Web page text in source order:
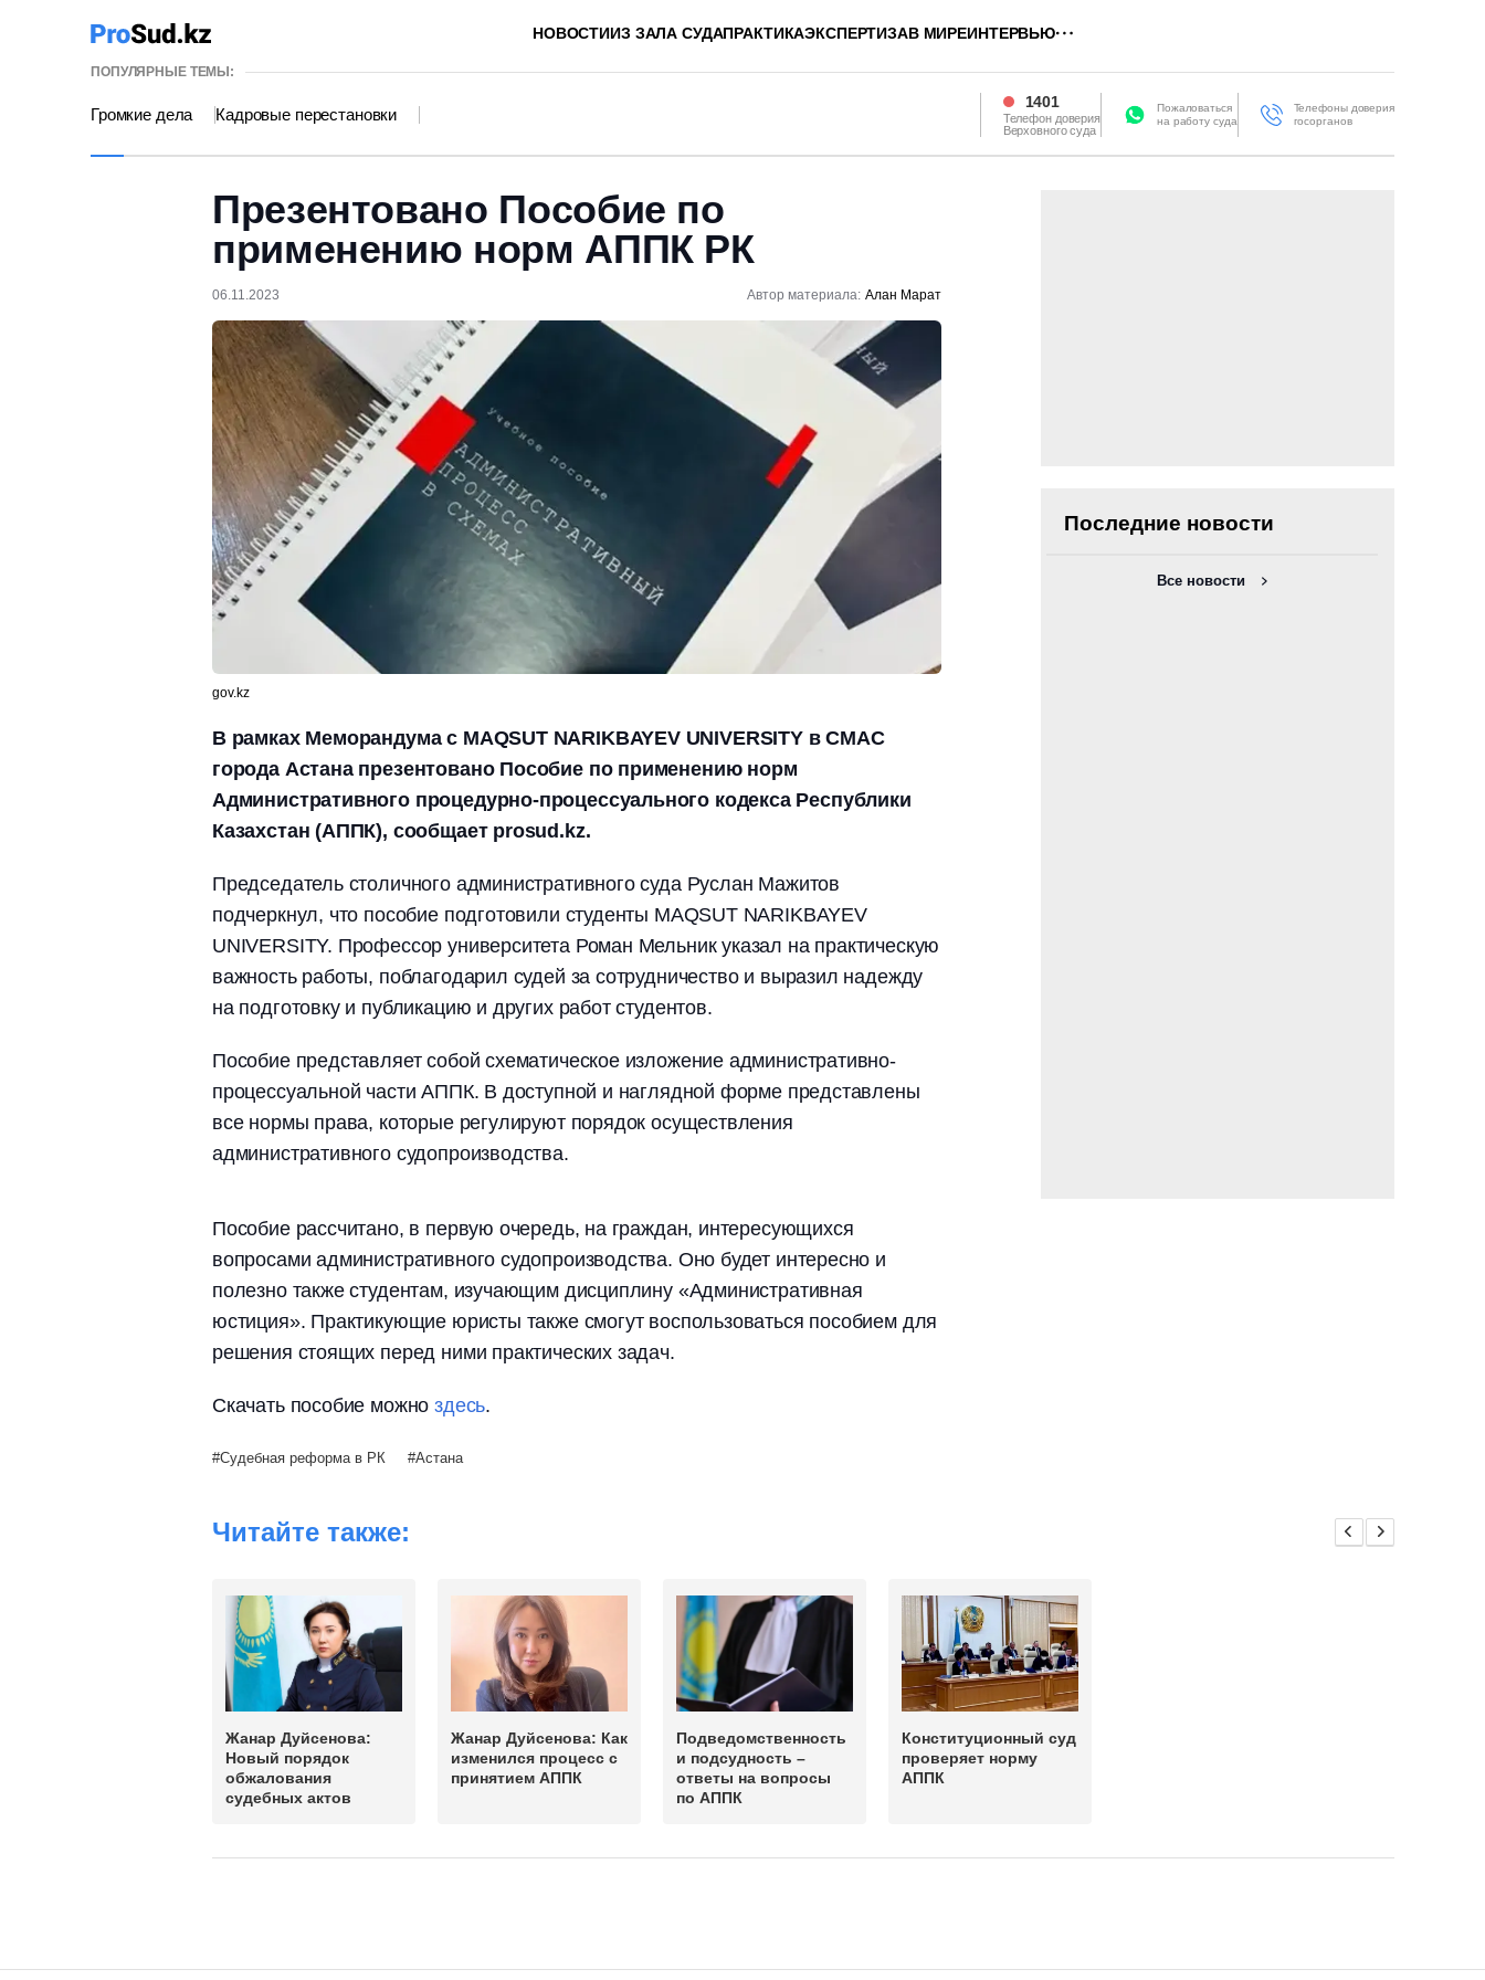
НОВОСТИИЗ ЗАЛА СУДАПРАКТИКАЭКСПЕРТИЗАВ МИРЕИНТЕРВЬЮ
ПОПУЛЯРНЫЕ ТЕМЫ:
Громкие дела Кадровые перестановки
1401
Телефон доверия
Верховного суда
Пожаловаться
на работу суда
Телефоны доверия
госорганов
Презентовано Пособие по
применению норм АППК РК
06.11.2023 Автор материала: Алан Марат
gov.kz
В рамках Меморандума с MAQSUT NARIKBAYEV UNIVERSITY в СМАС
города Астана презентовано Пособие по применению норм
Административного процедурно-процессуального кодекса Республики
Казахстан (АППК), сообщает prosud.kz.
Председатель столичного административного суда Руслан Мажитов
подчеркнул, что пособие подготовили студенты MAQSUT NARIKBAYEV
UNIVERSITY. Профессор университета Роман Мельник указал на практическую
важность работы, поблагодарил судей за сотрудничество и выразил надежду
на подготовку и публикацию и других работ студентов.
Пособие представляет собой схематическое изложение административно-
процессуальной части АППК. В доступной и наглядной форме представлены
все нормы права, которые регулируют порядок осуществления
административного судопроизводства.
Пособие рассчитано, в первую очередь, на граждан, интересующихся
вопросами административного судопроизводства. Оно будет интересно и
полезно также студентам, изучающим дисциплину «Административная
юстиция». Практикующие юристы также смогут воспользоваться пособием для
решения стоящих перед ними практических задач.
Скачать пособие можноздесь.
Судебная реформа в РК Астана
Последние новости
Все новости
Читайте также:
Жанар Дуйсенова:
Новый порядок
обжалования
судебных актов
Жанар Дуйсенова: Как
изменился процесс с
принятием АППК
Подведомственность
и подсудность –
ответы на вопросы
по АППК
Конституционный суд
проверяет норму
АППК